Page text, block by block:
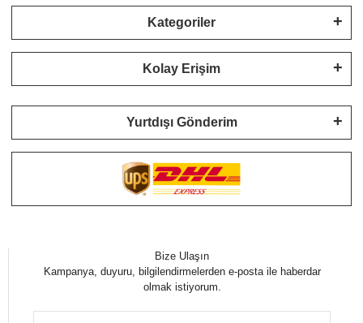
Kategoriler
Kolay Erişim
Yurtdışı Gönderim
Bize Ulaşın
Kampanya, duyuru, bilgilendirmelerden e-posta ile haberdar
olmak istiyorum.